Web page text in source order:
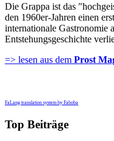
Die Grappa ist das
den 1960er-Jahren einen
internationale Gastronomie
Entstehungsgeschichte
=> lesen aus dem Prost
FaLang translation system by Faboba
Top Beiträge